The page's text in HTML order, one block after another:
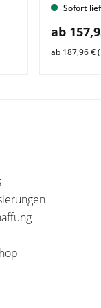
Sofort
ab
ab 187,96 €